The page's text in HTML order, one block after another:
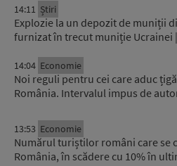
14:11 Știri
Explozie la un depozit de muniții
furnizat în trecut muniție Ucrainei |
14:04 Economie
Noi reguli pentru cei care aduc
România. Intervalul impus de
13:53 Economie
Numărul turiștilor români care se
România, în scădere cu 10% în